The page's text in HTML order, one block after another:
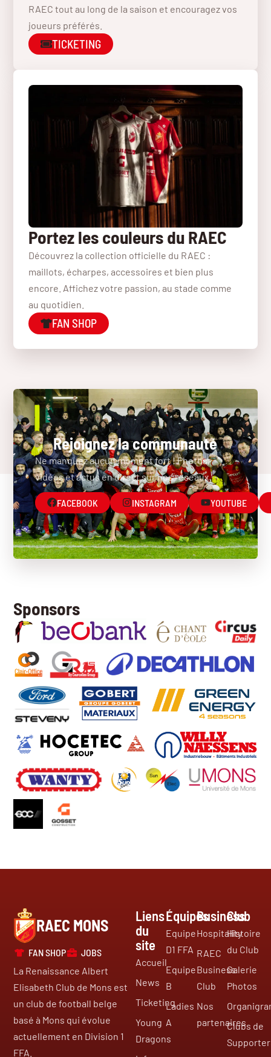
RAEC tout au long de la saison et encouragez vos
joueurs préférés.
TICKETING
Portez les couleurs du RAEC
Découvrez la collection officielle du RAEC :
maillots, écharpes, accessoires et bien plus
encore. Affichez votre passion, au stade comme
au quotidien.
FAN SHOP
Rejoignez la communauté
Ne manquez aucun moment fort ! Photos,
vidéos et actus en direct sur nos réseaux.
FACEBOOK INSTAGRAM YOUTUBE
Sponsors
RAEC MONS
FAN SHOP
JOBS
La Renaissance Albert
Elisabeth Club de Mons est
un club de football belge
basé à Mons qui évolue
actuellement en Division 1
FFA.
Liens
du
site
Accueil
News
Ticketing
Young
Dragons
Équipes
Equipe
D1 FFA
Equipe
B
Ladies
A
Business
Hospitality
RAEC
Business
Club
Nos
partenaires
Club
Histoire
du Club
Galerie
Photos
Clubs de